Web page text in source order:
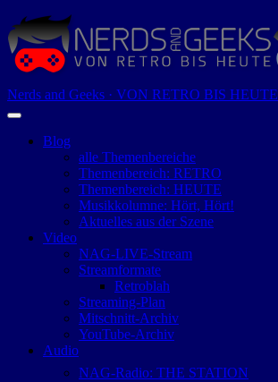
Nerds and Geeks · VON RETRO BIS HEUTE
Blog
alle Themenbereiche
Themenbereich: RETRO
Themenbereich: HEUTE
Musikkolumne: Hört, Hört!
Aktuelles aus der Szene
Video
NAG-LIVE-Stream
Streamformate
Retroblah
Streaming-Plan
Mitschnitt-Archiv
YouTube-Archiv
Audio
NAG-Radio: THE STATION